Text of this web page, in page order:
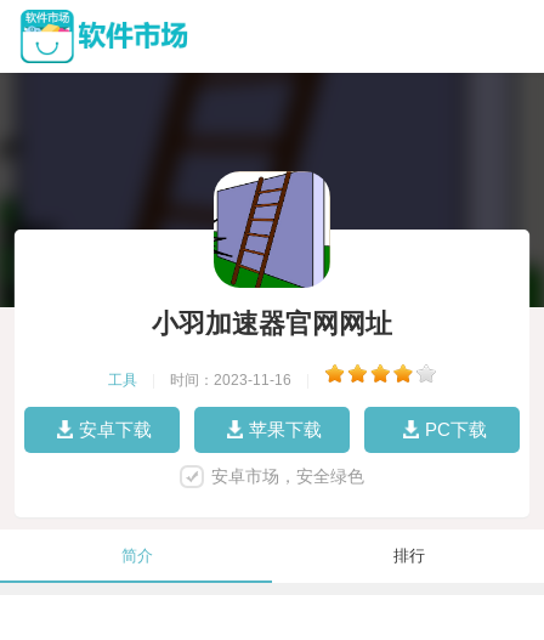
小羽加速器官网网址
工具 时间：2023-11-16
安卓下载 苹果下载 PC下载
安卓市场，安全绿色
简介 排行